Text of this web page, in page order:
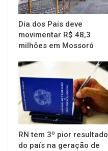
Dia dos Pais deve
movimentar R$ 48,3
milhões em Mossoró
RN tem 3º pior resultado
do país na geração de